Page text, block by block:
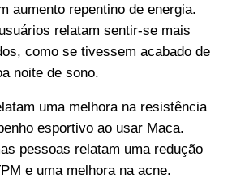
aumento repentino de energia.
relatam sentir-se mais
como se tivessem acabado de
noite de sono.
uma melhora na resistência
esportivo ao usar Maca.
pessoas relatam uma redução
e uma melhora na acne.